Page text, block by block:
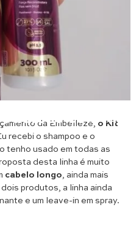
com kit
da Embelleze, o Kit
recebi o shampoo e o
tenho usado em todas as
desta linha é muito
cabelo longo, ainda mais
produtos, a linha ainda
e um leave-in em spray.